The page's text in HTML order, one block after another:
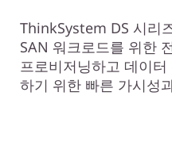
ThinkSystem DS 시리
SAN 워크로드를 위한
프로비저닝하고 데이
하기 위한 빠른 가시성